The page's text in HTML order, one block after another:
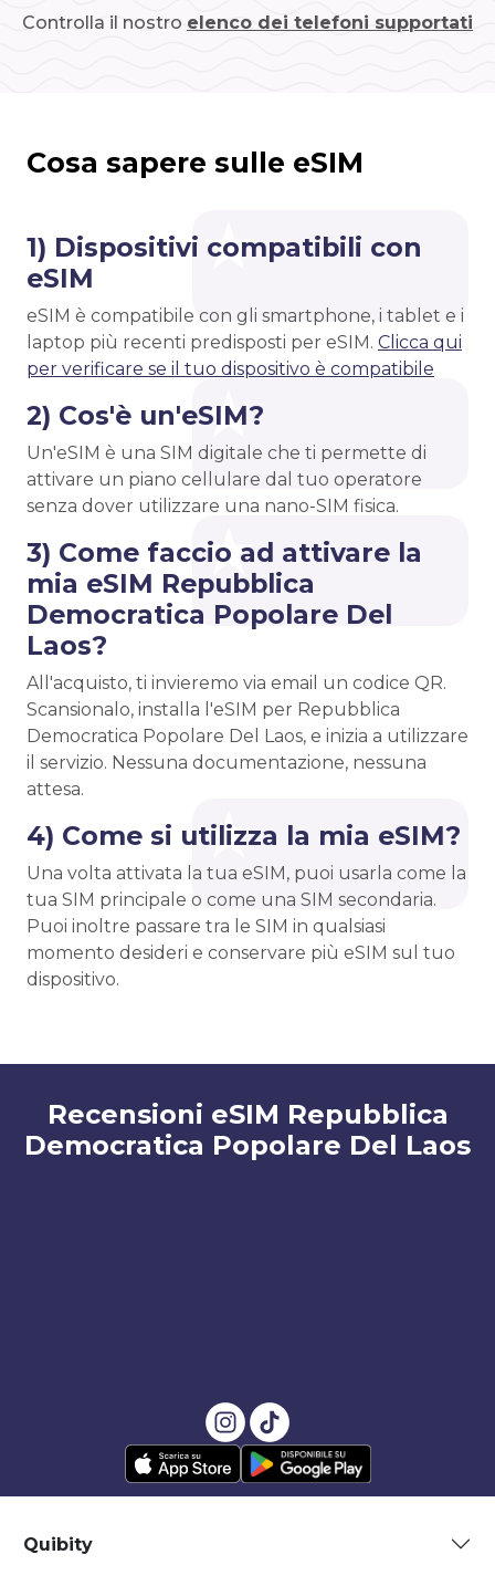
Controlla il nostro elenco dei telefoni supportati
Cosa sapere sulle eSIM
1) Dispositivi compatibili con
eSIM
eSIM è compatibile con gli smartphone, i tablet e i
laptop più recenti predisposti per eSIM. Clicca qui
per verificare se il tuo dispositivo è compatibile
2) Cos'è un'eSIM?
Un'eSIM è una SIM digitale che ti permette di
attivare un piano cellulare dal tuo operatore
senza dover utilizzare una nano-SIM fisica.
3) Come faccio ad attivare la
mia eSIM Repubblica
Democratica Popolare Del
Laos?
All'acquisto, ti invieremo via email un codice QR.
Scansionalo, installa l'eSIM per Repubblica
Democratica Popolare Del Laos, e inizia a utilizzare
il servizio. Nessuna documentazione, nessuna
attesa.
4) Come si utilizza la mia eSIM?
Una volta attivata la tua eSIM, puoi usarla come la
tua SIM principale o come una SIM secondaria.
Puoi inoltre passare tra le SIM in qualsiasi
momento desideri e conservare più eSIM sul tuo
dispositivo.
Recensioni eSIM Repubblica
Democratica Popolare Del Laos
Quibity